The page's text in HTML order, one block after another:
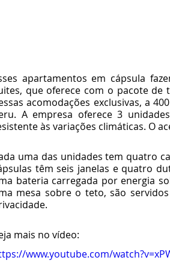
apartamentos em cápsula
que oferece com o pacote
acomodações exclusivas, a
A empresa oferece 3
às variações climáticas. O
uma das unidades tem quatro
têm seis janelas e quatro
bateria carregada por energia
mesa sobre o teto, são
mais no vídeo:
www.youtube.com/